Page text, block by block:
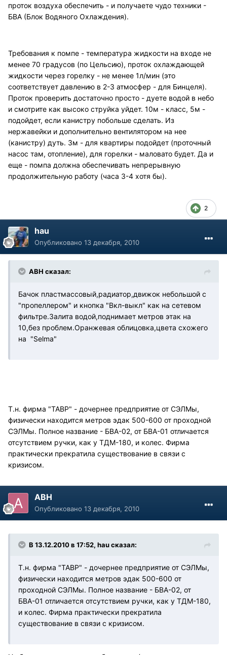
проток воздуха обеспечить - и получаете чудо техники -
БВА (Блок Водяного Охлаждения).
Требования к помпе - температура жидкости на входе не
менее 70 градусов (по Цельсию), проток охлаждающей
жидкости через горелку - не менее 1л/мин (это
соответствует давлению в 2-3 атмосфер - для Бинцеля).
Проток проверить достаточно просто - дуете водой в небо
и смотрите как высоко струйка уйдет. 10м - класс, 5м -
подойдет, если канистру побольше сделать. Из
нержавейки и дополнительно вентилятором на нее
(канистру) дуть. 3м - для квартиры подойдет (проточный
насос там, отопление), для горелки - маловато будет. Да и
еще - помпа должна обеспечивать непрерывную
продолжительную работу (часа 3-4 хотя бы).
2
hau
Опубликовано 13 декабря, 2010
АВН сказал:
Бачок пластмассовый,радиатор,движок небольшой с
"пропеллером" и кнопка "Вкл-выкл" как на сетевом
фильтре.Залита водой,поднимает метров этак на
10,без проблем.Оранжевая облицовка,цвета схожего
на "Selma"
Т.н. фирма "ТАВР" - дочернее предприятие от СЭЛМы,
физически находится метров эдак 500-600 от проходной
СЭЛМы. Полное название - БВА-02, от БВА-01 отличается
отсутствием ручки, как у ТДМ-180, и колес. Фирма
практически прекратила существование в связи с
кризисом.
АВН
Опубликовано 13 декабря, 2010
В 13.12.2010 в 17:52, hau сказал:
Т.н. фирма "ТАВР" - дочернее предприятие от СЭЛМы,
физически находится метров эдак 500-600 от
проходной СЭЛМы. Полное название - БВА-02, от
БВА-01 отличается отсутствием ручки, как у ТДМ-180,
и колес. Фирма практически прекратила
существование в связи с кризисом.